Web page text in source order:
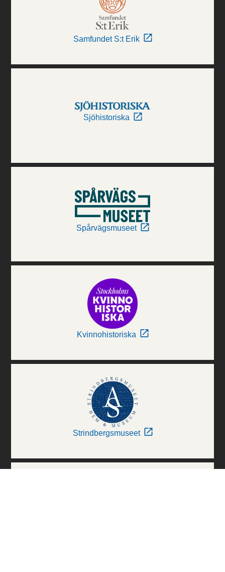
Samfundet S:t Erik
Sjöhistoriska
Spårvägsmuseet
Kvinnohistoriska
Strindbergsmuseet